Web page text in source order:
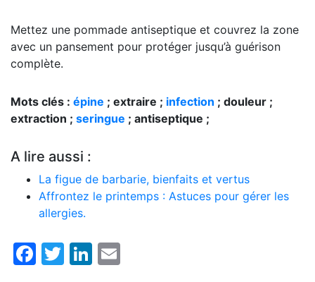
Mettez une pommade antiseptique et couvrez la zone
avec un pansement pour protéger jusqu’à guérison
complète.
Mots clés : épine ; extraire ; infection ; douleur ;
extraction ; seringue ; antiseptique ;
A lire aussi :
La figue de barbarie, bienfaits et vertus
Affrontez le printemps : Astuces pour gérer les
allergies.
Facebook
TwitterLinkedIn